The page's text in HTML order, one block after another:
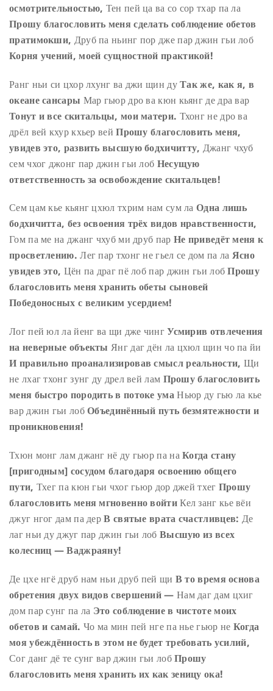
осмотрительностью, Тен пей ца ва со сор тхар па ла
Прошу благословить меня сделать соблюдение обетов
пратимокши, Друб па ньинг пор дже пар джин гьи лоб
Корня учений, моей сущностной практикой!
Ранг ньи си цхор лхунг ва джи щин дуТак же, как я, в
океане сансары Мар гьюр дро ва кюн кьянг де дра вар
Тонут и все скитальцы, мои матери. Тхонг не дро ва
дрёл вей кхур кхьер вей Прошу благословить меня,
увидев это, развить высшую бодхичитту, Джанг чхуб
сем чхог джонг пар джин гьи лоб Несущую
ответственность за освобождение скитальцев!
Сем цам кье кьянг цхюл тхрим нам сум ла Одна лишь
бодхичитта, без освоения трёх видов нравственности,
Гом па ме на джанг чхуб ми друб пар Не приведёт меня к
просветлению. Лег пар тхонг не гьел се дом па ла Ясно
увидев это, Цён па драг пё лоб пар джин гьи лоб Прошу
благословить меня хранить обеты сыновей
Победоносных с великим усердием!
Лог пей юл ла йенг ва щи дже чингУсмирив отвлечения
на неверные объекты Янг даг дён ла цхюл щин чо па йи
И правильно проанализировав смысл реальности, Щи
не лхаг тхонг зунг ду дрел вей лам Прошу благословить
меня быстро породить в потоке умаНьюр ду гью ла кье
вар джин гьи лобОбъединённый путь безмятежности и
проникновения!
Тхюн монг лам джанг нё ду гьюр па наКогда стану
[пригодным] сосудом благодаря освоению общего
пути, Тхег па кюн гьи чхог гьюр дор джей тхег Прошу
благословить меня мгновенно войтиКел занг кье вёи
джуг нгог дам па дерВ святые врата счастливцев: Де
лаг ньи ду джуг пар джин гьи лоб Высшую из всех
колесниц — Ваджраяну!
Де цхе нгё друб нам ньи друб пей щи В то время основа
обретения двух видов свершений — Нам даг дам цхиг
дом пар сунг па ла Это соблюдение в чистоте моих
обетов и самай. Чо ма мин пей нге па нье гьюр не Когда
моя убеждённость в этом не будет требовать усилий,
Сог данг дё те сунг вар джин гьи лобПрошу
благословить меня хранить их как зеницу ока!